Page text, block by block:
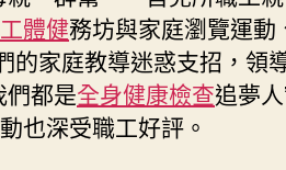
體健務坊與家庭瀏覽運
的家庭教導迷惑支招，領
們都是全身健康檢查追夢
也深受職工好評。